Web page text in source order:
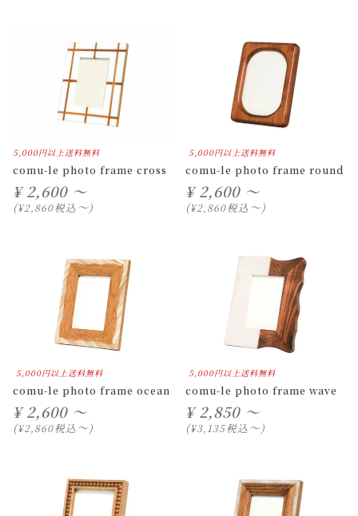
5,000円以上送料無料
comu-le photo frame cross
¥ 2,600 ～
¥2,860税込〜
5,000円以上送料無料
comu-le photo frame round
¥ 2,600 ～
¥2,860税込〜
5,000円以上送料無料
comu-le photo frame ocean
¥ 2,600 ～
¥2,860税込〜
5,000円以上送料無料
comu-le photo frame wave
¥ 2,850 ～
¥3,135税込〜